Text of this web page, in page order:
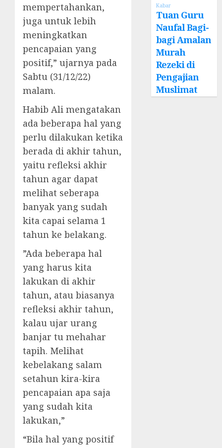
mempertahankan,
juga untuk lebih
meningkatkan
pencapaian yang
positif,” ujarnya pada
Sabtu (31/12/22)
malam.
Habib Ali mengatakan
ada beberapa hal yang
perlu dilakukan ketika
berada di akhir tahun,
yaitu refleksi akhir
tahun agar dapat
melihat seberapa
banyak yang sudah
kita capai selama 1
tahun ke belakang.
”Ada beberapa hal
yang harus kita
lakukan di akhir
tahun, atau biasanya
refleksi akhir tahun,
kalau ujar urang
banjar tu mehahar
tapih. Melihat
kebelakang salam
setahun kira-kira
pencapaian apa saja
yang sudah kita
lakukan,”
“Bila hal yang positif
Kabar
Tuan Guru
Naufal Bagi-
bagi Amalan
Murah
Rezeki di
Pengajian
Muslimat